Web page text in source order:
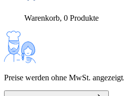
Warenkorb, 0 Produkte
Preise werden ohne MwSt. angezeigt.